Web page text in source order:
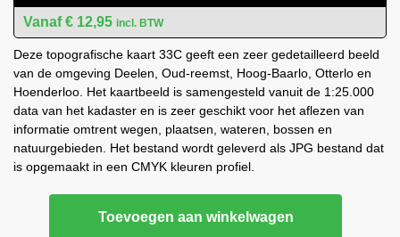
€ 12,95 incl. BTW
Deze topografische kaart 33C geeft een zeer gedetailleerd beeld
van de omgeving Deelen, Oud-reemst, Hoog-Baarlo, Otterlo en
Hoenderloo. Het kaartbeeld is samengesteld vanuit de 1:25.000
data van het kadaster en is zeer geschikt voor het aflezen van
informatie omtrent wegen, plaatsen, wateren, bossen en
natuurgebieden. Het bestand wordt geleverd als JPG bestand dat
is opgemaakt in een CMYK kleuren profiel.
Toevoegen aan winkelwagen